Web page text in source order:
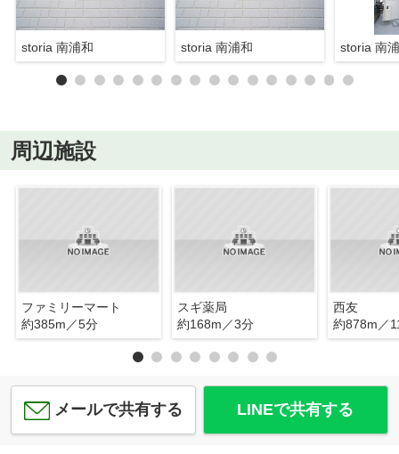
storia 南浦和 storia 南浦和 storia 南
周辺施設
ファミリーマート
約385m／5分
スギ薬局
約168m／3分
西友
約878m／
メールで共有する LINEで共有する